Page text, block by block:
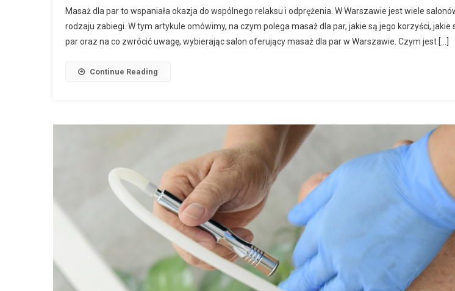
Masaż dla par to wspaniała okazja do wspólnego relaksu i odprężenia. W Warszawie jest wiele
rodzaju zabiegi. W tym artykule omówimy, na czym polega masaż dla par, jakie są jego korzyści, jakie
par oraz na co zwrócić uwagę, wybierając salon oferujący masaż dla par w Warszawie. Czym jest […]
Continue Reading